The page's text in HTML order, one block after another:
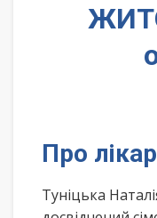
Про
Туніцька